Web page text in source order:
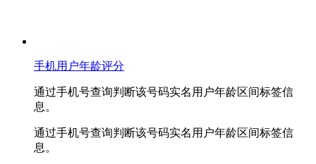
手机用户年龄评分
通过手机号查询判断该号码实名用户年龄区间标签信
息。
通过手机号查询判断该号码实名用户年龄区间标签信
息。